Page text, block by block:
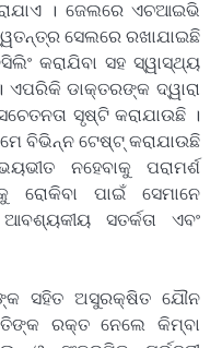
। ଜେଲରେ ଏଚଆଇଭି
ସେଲରେ ରଖାଯାଇଛି
କରାଯିବା ସହ ସ୍ୱାସ୍ଥ୍ୟ
ଏପରିକି ଡାକ୍ତରଙ୍କ ଦ୍ୱାରା
ସୃଷ୍ଟି କରାଯାଉଛି ।
ବିଭିନ୍ନ ଟେଷ୍ଟ୍ କରାଯାଉଛି
ନହେବାକୁ ପରାମର୍ଶ
ରୋକିବା ପାଇଁ ସେମାନେ
ସତର୍କତା ଏବଂ
ସହିତ ଅସୁରକ୍ଷିତ ଯୌନ
ରକ୍ତ ନେଲେ କିମ୍ବା